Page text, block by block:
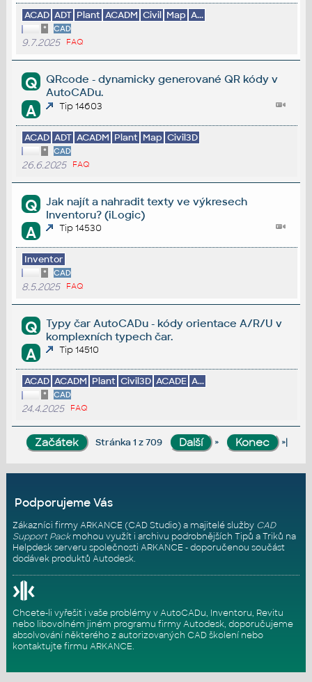
ACAD ADT Plant ACADM Civil Map A...
* CAD
9.7.2025 FAQ
Q
QRcode - dynamicky generované QR kódy v
AutoCADu.
A Tip 14603
ACAD ADT ACADM Plant Map Civil3D
* CAD
26.6.2025 FAQ
Q
Jak najít a nahradit texty ve výkresech
Inventoru? (iLogic)
A Tip 14530
Inventor
* CAD
8.5.2025 FAQ
Q
Typy čar AutoCADu - kódy orientace A/R/U v
komplexních typech čar.
A Tip 14510
ACAD ACADM Plant Civil3D ACADE A...
* CAD
24.4.2025 FAQ
Stránka 1 z 709 » »|
Podporujeme Vás
Zákazníci firmy ARKANCE (CAD Studio) a majitelé služby CAD
Support Packmohou využít i archivu podrobnějších Tipů a Triků na
Helpdesk serveru společnosti ARKANCE - doporučenou součást
dodávek produktů Autodesk.
Chcete-li vyřešit i vaše problémy v AutoCADu, Inventoru, Revitu
nebo libovolném jiném programu firmy Autodesk, doporučujeme
absolvování některého z autorizovaných CAD školenínebo
kontaktujte firmu ARKANCE.